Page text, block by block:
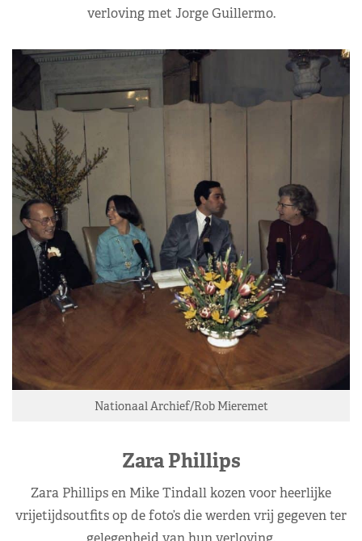
verloving met Jorge Guillermo.
Nationaal Archief/Rob Mieremet
Zara Phillips
Zara Phillips en Mike Tindall kozen voor heerlijke
vrijetijdsoutfits op de foto’s die werden vrij gegeven ter